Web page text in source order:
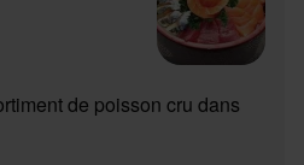
de poisson cru dans